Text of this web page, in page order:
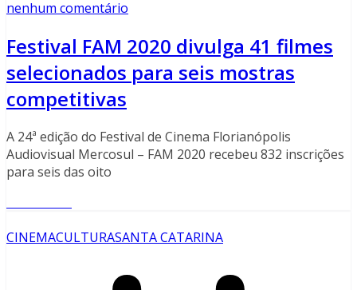
nenhum comentário
Festival FAM 2020 divulga 41 filmes
selecionados para seis mostras
competitivas
A 24ª edição do Festival de Cinema Florianópolis
Audiovisual Mercosul – FAM 2020 recebeu 832 inscrições
para seis das oito
CINEMACULTURASANTA CATARINA